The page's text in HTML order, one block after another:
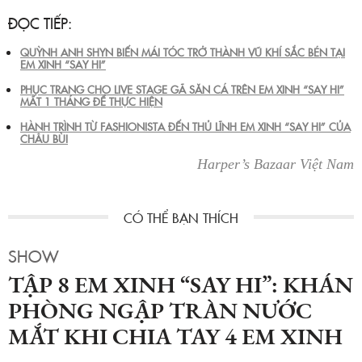
ĐỌC TIẾP:
QUỲNH ANH SHYN BIẾN MÁI TÓC TRỞ THÀNH VŨ KHÍ SẮC BÉN TẠI
EM XINH “SAY HI”
PHỤC TRANG CHO LIVE STAGE GÃ SĂN CÁ TRÊN EM XINH “SAY HI”
MẤT 1 THÁNG ĐỂ THỰC HIỆN
HÀNH TRÌNH TỪ FASHIONISTA ĐẾN THỦ LĨNH EM XINH “SAY HI” CỦA
CHÂU BÙI
Harper’s Bazaar Việt Nam
SHOW
TẬP 8 EM XINH “SAY HI”: KHÁN
PHÒNG NGẬP TRÀN NƯỚC
MẮT KHI CHIA TAY 4 EM XINH